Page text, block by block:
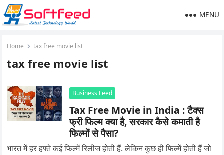
MENU
Home tax free movie list
tax free movie list
Business Feed
Tax Free Movie in India : टैक्स
फ्री फिल्म क्या है, सरकार कैसे कमाती है
फिल्मों से पैसा?
भारत में हर हफ्ते कई फिल्में रिलीज होती हैं. लेकिन कुछ ही फिल्में होती हैं जो